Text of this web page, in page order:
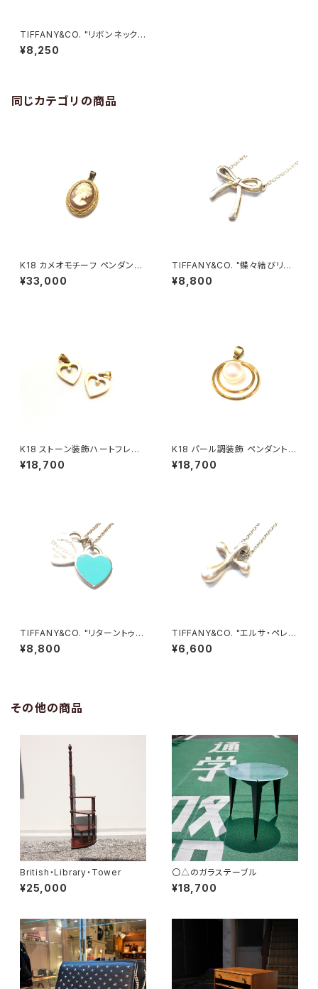
TIFFANY&CO. "リボンネックレ
ス"
¥8,250
同じカテゴリの商品
K18 カメオモチーフ ペンダント
トップ
¥33,000
TIFFANY&CO. "蝶々結びリボ
ンネックレス"
¥8,800
K18 ストーン装飾ハートフレー
ム ペンダントトップ
¥18,700
K18 パール調装飾 ペンダントト
ップ
¥18,700
TIFFANY&CO. "リターントゥミ
ニダブルハートネックレス"
¥8,800
TIFFANY&CO. "エルサ・ペレッ
ティ スモールクロスネックレス"
¥6,600
その他の商品
British・Library・Tower
¥25,000
〇△のガラステーブル
¥18,700